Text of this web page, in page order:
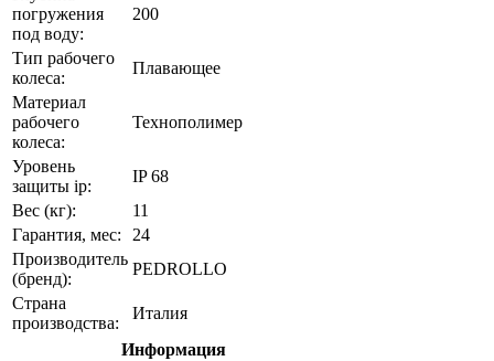
погружения
под воду:
200
Тип рабочего
колеса:
Плавающее
Материал
рабочего
колеса:
Технополимер
Уровень
защиты ip:
IP 68
Вес (кг):
11
Гарантия, мес:
24
Производитель
(бренд):
PEDROLLO
Страна
производства:
Италия
Информация